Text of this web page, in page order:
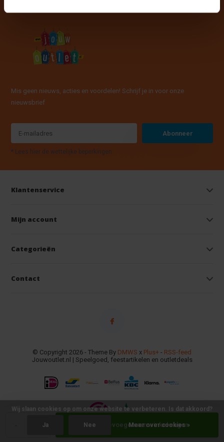
+ Toevoegen aan winkelwagen
Mis geen nieuws, acties en voordelen! Schrijf je in voor onze
nieuwsbrief
Abonneer
* Lees hier de wettelijke beperkingen
Klantenservice
Mijn account
Categorieën
Contact
© Copyright 2026 - Theme By DMWS x Plus+ - RSS-feed
Jouwoutlet.nl | Speelgoed, feestartikelen en outletdeals
Wij slaan cookies op om onze website te verbeteren. Is dat akkoord?
Ja Nee Meer over cookies »